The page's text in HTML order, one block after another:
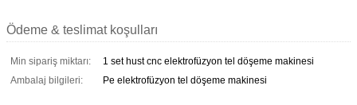
Ödeme & teslimat koşulları
Min sipariş miktarı:
1 set hust cnc elektrofüzyon tel döşeme makinesi
Ambalaj bilgileri:
Pe elektrofüzyon tel döşeme makinesi